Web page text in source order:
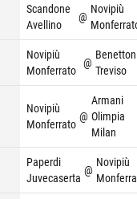
Scandone
Avellino
@
Novipiù
Novipiù
Monferrato
@
Benetton
Treviso
Novipiù
Monferrato
@
Armani
Olimpia
Milan
Paperdi
Juvecaserta
@
Novipiù